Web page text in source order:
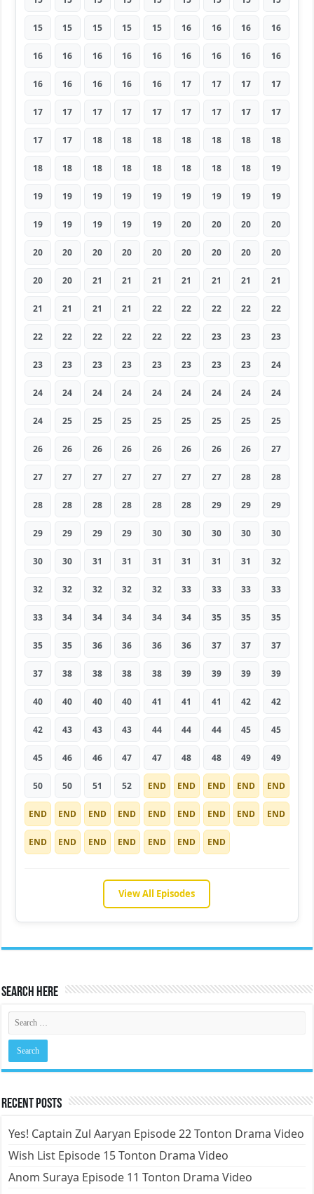
15 15 15 15 15 16 16 16 16
16 16 16 16 16 16 16 16 16
16 16 16 16 16 17 17 17 17
17 17 17 17 17 17 17 17 17
17 17 18 18 18 18 18 18 18
18 18 18 18 18 18 18 18 19
19 19 19 19 19 19 19 19 19
19 19 19 19 19 20 20 20 20
20 20 20 20 20 20 20 20 20
20 20 21 21 21 21 21 21 21
21 21 21 21 22 22 22 22 22
22 22 22 22 22 22 23 23 23
23 23 23 23 23 23 23 23 24
24 24 24 24 24 24 24 24 24
24 25 25 25 25 25 25 25 25
26 26 26 26 26 26 26 26 27
27 27 27 27 27 27 27 28 28
28 28 28 28 28 28 29 29 29
29 29 29 29 30 30 30 30 30
30 30 31 31 31 31 31 31 32
32 32 32 32 32 33 33 33 33
33 34 34 34 34 34 35 35 35
35 35 36 36 36 36 37 37 37
37 38 38 38 38 39 39 39 39
40 40 40 40 41 41 41 42 42
42 43 43 43 44 44 44 45 45
45 46 46 47 47 48 48 49 49
50 50 51 52 END END END END END
END END END END END END END END END
END END END END END END END
View All Episodes
Search Here
Recent Posts
Yes! Captain Zul Aaryan Episode 22 Tonton Drama Video
Wish List Episode 15 Tonton Drama Video
Anom Suraya Episode 11 Tonton Drama Video